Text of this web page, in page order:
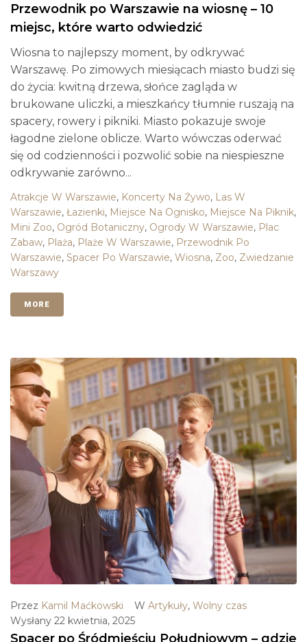
Przewodnik po Warszawie na wiosnę – 10
miejsc, które warto odwiedzić
Wiosna to najlepszy moment, by odkrywać
Warszawę. Po zimowych miesiącach miasto budzi się
do życia: kwitną drzewa, słońce zagląda w
brukowane uliczki, a mieszkańcy tłumnie ruszają na
spacery, rowery i pikniki. Miasto pokazuje swoje
łagodne zielone oblicze. Warto wówczas oderwać
się od codzienności i pozwolić sobie na niespieszne
odkrywanie zarówno...
Atrakcje W Warszawie, Koncerty Na Żywo, Las W
Warszawie, Łazienki, Miejsce Na Ognisko, Miejsce Na Piknik,
Mini Zoo, Ogród Botaniczny, Ogrody W Warszawie, Plac
Zabaw, Plaża, Plaże W Warszawie, Przewodnik Po
Warszawie, Spacer Po Warszawie, Wiosna, Zoo, Zwiedzanie
Warszawy
MORE
Przez Kamil Maćkowski W Artykuły, Wolny czas
Wysłany 22 kwietnia, 2025
Spacer po Śródmieściu Południowym – gdzie